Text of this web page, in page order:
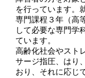
を行っています。
専門課程３年（高
して必要な専門学
ています。
高齢化社会やスト
サージ指圧、はり
おり、それに応じ